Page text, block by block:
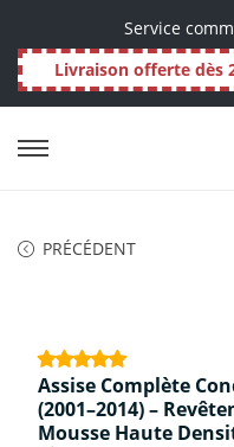
Service
Livraison offerte dès
PRÉCÉDENT
Assise Complète
(2001–2014) –
Mousse Haute